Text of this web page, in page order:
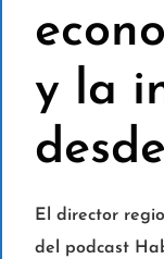
y la
El director
del podcast